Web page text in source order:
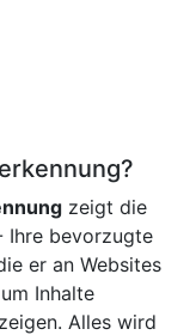
zeigt die
Ihre bevorzugte
er an Websites
Inhalte
Alles wird